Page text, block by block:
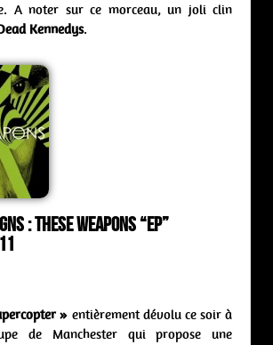
A noter sur ce morceau, un joli clin
Kennedys.
: these weapons “ep”
» entièrement dévolu ce soir à
de Manchester qui propose une